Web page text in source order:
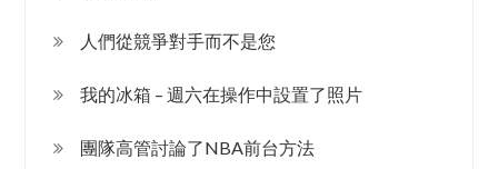
人們從競爭對手而不是您
我的冰箱 – 週六在操作中設置了照片
團隊高管討論了NBA前台方法